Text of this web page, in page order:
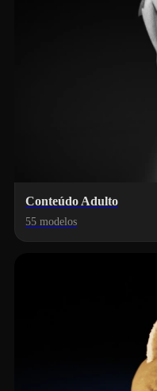
Conteúdo Adulto
55 modelos